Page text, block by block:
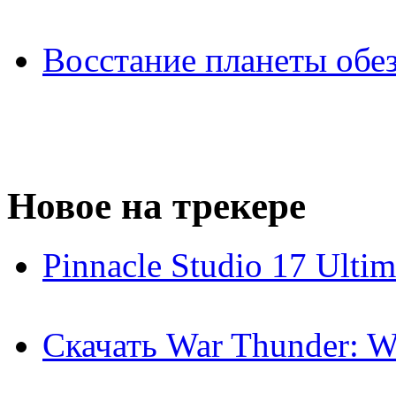
Восстание планеты
Новое на трекере
Pinnacle Studio 17
Скачать War Thunder: